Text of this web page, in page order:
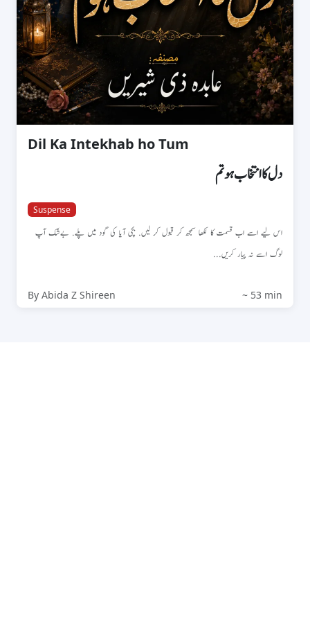
Dil Ka Intekhab ho Tum
دل کا انتخاب ہو تم
Suspense
اس لیے اسے اب قسمت کا لکھا سمجھ کر قبول کر لیں. بچی آیا کی گود میں پلے. بےشک آپ
لوگ اسے نہ پیار کریں...
By Abida Z Shireen ~ 53 min